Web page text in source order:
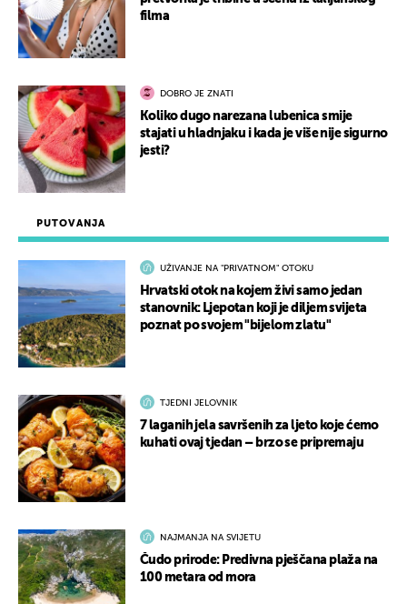
PUTOVANJA
UŽIVANJE NA "PRIVATNOM" OTOKU
Hrvatski otok na kojem živi samo jedan
stanovnik: Ljepotan koji je diljem svijeta
poznat po svojem "bijelom zlatu"
TJEDNI JELOVNIK
7 laganih jela savršenih za ljeto koje ćemo
kuhati ovaj tjedan – brzo se pripremaju
NAJMANJA NA SVIJETU
Čudo prirode: Predivna pješčana plaža na
100 metara od mora
filma
DOBRO JE ZNATI
Koliko dugo narezana lubenica smije
stajati u hladnjaku i kada je više nije sigurno
jesti?